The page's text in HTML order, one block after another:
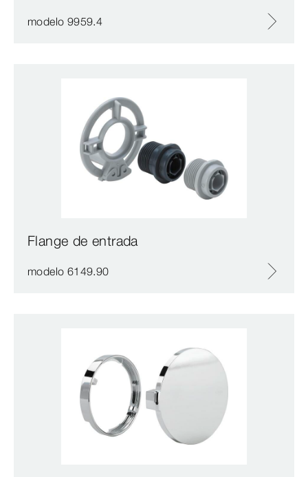
modelo 9959.4
Flange de entrada
modelo 6149.90